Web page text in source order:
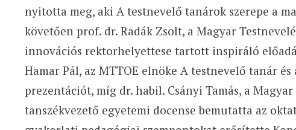
nyitotta meg, aki A testnevelő tanárok szerepe a
követően prof. dr. Radák Zsolt, a Magyar
innovációs rektorhelyettese tartott inspiráló
Hamar Pál, az MTTOE elnöke A testnevelő tanár
prezentációt, míg dr. habil. Csányi Tamás, a
tanszékvezető egyetemi docense bemutatta az